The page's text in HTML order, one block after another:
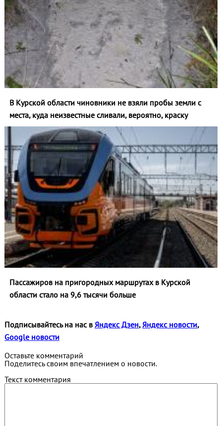
В Курской области чиновники не взяли пробы земли с
места, куда неизвестные сливали, вероятно, краску
Пассажиров на пригородных маршрутах в Курской
области стало на 9,6 тысячи больше
Подписывайтесь на нас в Яндекс Дзен,Яндекс новости,
Google новости
Оставьте комментарий
Поделитесь своим впечатлением о новости.
Текст комментария